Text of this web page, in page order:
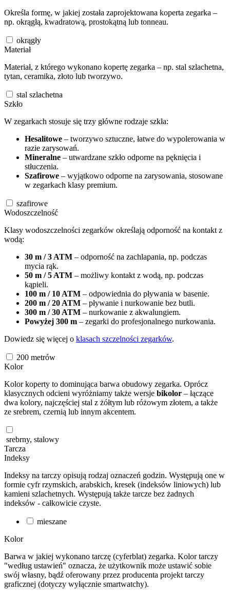
Określa formę, w jakiej została zaprojektowana koperta zegarka –
np. okrągłą, kwadratową, prostokątną lub tonneau.
okrągły
Materiał
Materiał, z którego wykonano kopertę zegarka – np. stal szlachetna,
tytan, ceramika, złoto lub tworzywo.
stal szlachetna
Szkło
W zegarkach stosuje się trzy główne rodzaje szkła:
Hesalitowe – tworzywo sztuczne, łatwe do wypolerowania w
razie zarysowań.
Mineralne – utwardzane szkło odporne na pęknięcia i
stłuczenia.
Szafirowe – wyjątkowo odporne na zarysowania, stosowane
w zegarkach klasy premium.
szafirowe
Wodoszczelność
Klasy wodoszczelności zegarków określają odporność na kontakt z
wodą:
30 m / 3 ATM – odporność na zachlapania, np. podczas
mycia rąk.
50 m / 5 ATM – możliwy kontakt z wodą, np. podczas
kąpieli.
100 m / 10 ATM – odpowiednia do pływania w basenie.
200 m / 20 ATM – pływanie i nurkowanie bez butli.
300 m / 30 ATM – nurkowanie z akwalungiem.
Powyżej 300 m – zegarki do profesjonalnego nurkowania.
Dowiedz się więcej o klasach szczelności zegarków.
200 metrów
Kolor
Kolor koperty to dominująca barwa obudowy zegarka. Oprócz
klasycznych odcieni wyróżniamy także wersje bikolor – łączące
dwa kolory, najczęściej stal z żółtym lub różowym złotem, a także
ze srebrem, czernią lub innym akcentem.
srebrny, stalowy
Tarcza
Indeksy
Indeksy na tarczy opisują rodzaj oznaczeń godzin. Występują one w
formie cyfr rzymskich, arabskich, kresek (indeksów liniowych) lub
kamieni szlachetnych. Występują także tarcze bez żadnych
indeksów - całkowicie czyste.
mieszane
Kolor
Barwa w jakiej wykonano tarczę (cyferblat) zegarka. Kolor tarczy
"według ustawień" oznacza, że użytkownik może ustawić sobie
swój własny, bądź oferowany przez producenta projekt tarczy
graficznej (dotyczy wyłącznie smartwatchy).